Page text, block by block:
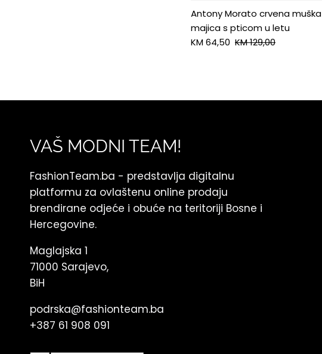
Antony Morato crvena muška
majica s pticom u letu
KM 64,50 KM 129,00
VAŠ MODNI TEAM!
FashionTeam.ba - predstavlja digitalnu
platformu za ovlaštenu online prodaju
brendirane odjeće i obuće na teritoriji Bosne i
Hercegovine.
Maglajska 1
71000 Sarajevo,
BiH
podrska@fashionteam.ba
+387 61 908 091